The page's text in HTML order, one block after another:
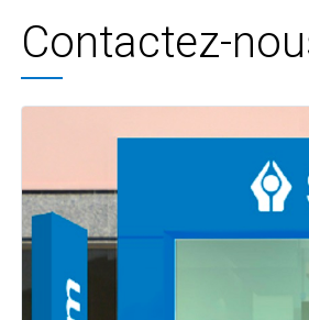
Contactez-